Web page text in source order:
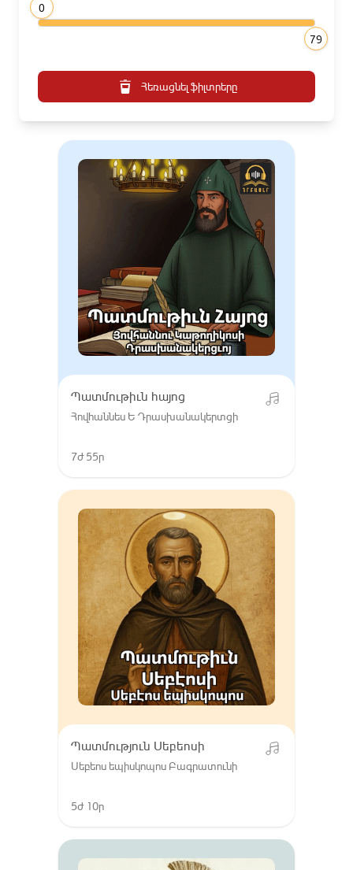
0
79
Հեռացնել ֆիլտրերը
Պատմութիւն հայոց
Հովհաննես Ե Դրասխանակերտցի
7ժ 55ր
Պատմություն Սեբեոսի
Սեբեոս եպիսկոպոս Բագրատունի
5ժ 10ր